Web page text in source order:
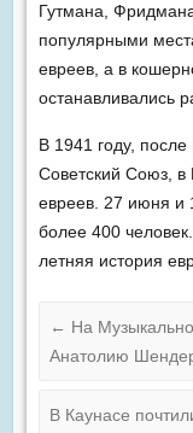
Гутмана,
популярными
евреев, а в
останавливались
В 1941 году,
Советский Союз, в
евреев. 27 июня и
более 400
летняя история
← На
Анатолию
В Каунасе